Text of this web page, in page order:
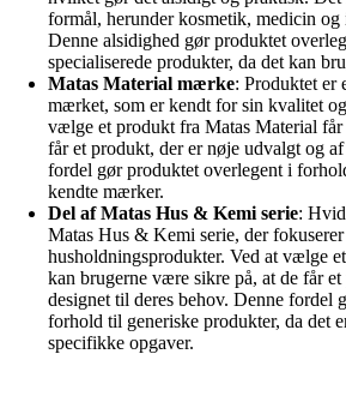
formål, herunder kosmetik, medicin
Denne alsidighed gør produktet
specialiserede produkter, da det kan
Matas Material mærke: Produktet er
mærket, som er kendt for sin kvalitet
vælge et produkt fra Matas Material
får et produkt, der er nøje udvalgt og
fordel gør produktet overlegent i
kendte mærker.
Del af Matas Hus & Kemi serie:
Matas Hus & Kemi serie, der
husholdningsprodukter. Ved at vælge
kan brugerne være sikre på, at de får
designet til deres behov. Denne fordel
forhold til generiske produkter, da det
specifikke opgaver.